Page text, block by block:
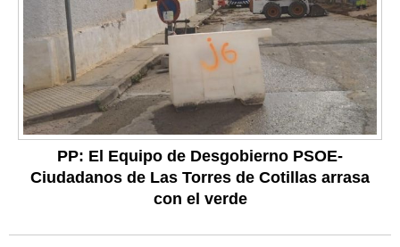
PP: El Equipo de Desgobierno PSOE-
Ciudadanos de Las Torres de Cotillas arrasa
con el verde